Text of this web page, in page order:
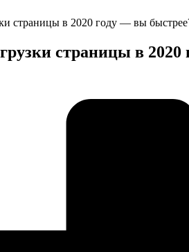
страницы в 2020 году — вы
страницы в